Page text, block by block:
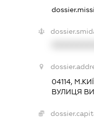
04114,
ВУЛИЦЯ